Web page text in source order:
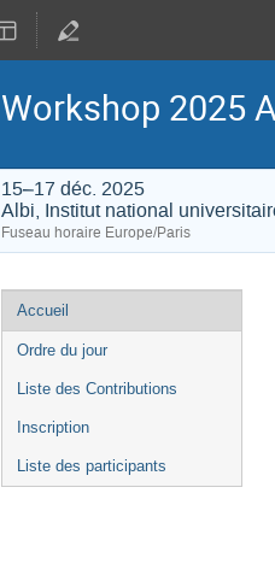
Workshop 2025
15–17 déc. 2025
Albi, Institut national
Fuseau horaire Europe/Paris
Menu
de
l'événement
Accueil
Ordre du jour
Liste des Contributions
Inscription
Liste des participants